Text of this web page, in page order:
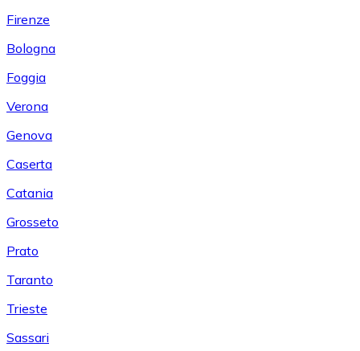
Firenze
Bologna
Foggia
Verona
Genova
Caserta
Catania
Grosseto
Prato
Taranto
Trieste
Sassari